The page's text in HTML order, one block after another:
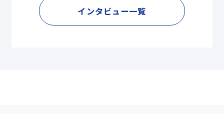
インタビュー一覧